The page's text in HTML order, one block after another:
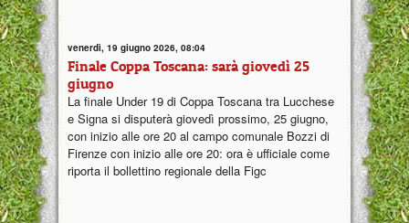
venerdì, 19 giugno 2026, 08:04
Finale Coppa Toscana: sarà giovedì 25
giugno
La finale Under 19 di Coppa Toscana tra Lucchese
e Signa si disputerà giovedì prossimo, 25 giugno,
con inizio alle ore 20 al campo comunale Bozzi di
Firenze con inizio alle ore 20: ora è ufficiale come
riporta il bollettino regionale della Figc